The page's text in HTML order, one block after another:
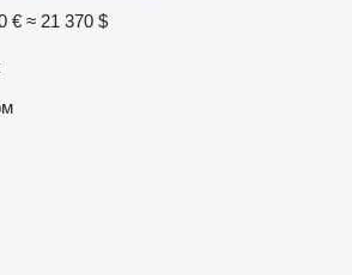
€ ≈ 21 370 $